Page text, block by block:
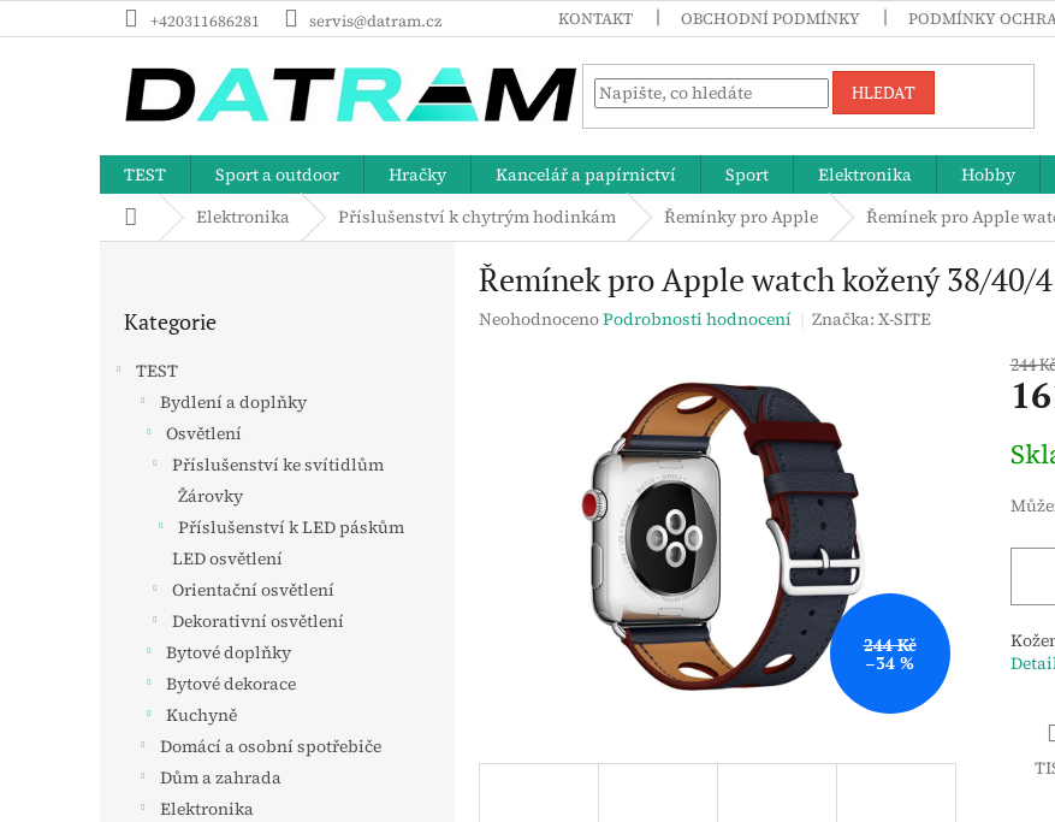
na
+420311686281 servis@datram.cz KONTAKT OBCHODNÍ PODMÍNKY PODMÍNKY
HLEDAT
TEST Sport a outdoor Hračky Kancelář a papírnictví Sport Elektronika Hobby
Domů Elektronika Příslušenství k chytrým hodinkám Řemínky pro Apple Řemínek pro Apple
kategorie
Kategorie
TEST
Bydlení a doplňky
Osvětlení
Příslušenství ke svítidlům
Žárovky
Příslušenství k LED páskům
LED osvětlení
Orientační osvětlení
Dekorativní osvětlení
Bytové doplňky
Bytové dekorace
Kuchyně
Domácí a osobní spotřebiče
Dům a zahrada
Elektronika
Řemínek pro Apple watch kožený 38/40/
Průměrné
NeohodnocenoPodrobnosti hodnocení Značka:X-SITE
244 Kč
–34 %
244
cena: